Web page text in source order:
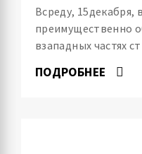
Всреду, 15декабря,
преимущественно
взападных частях
ПОДРОБНЕЕ